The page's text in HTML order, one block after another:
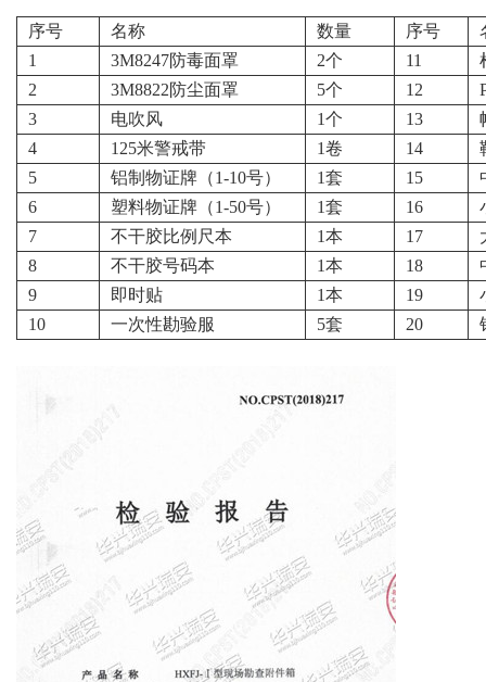
序号 名称 数量 序号
1
3M8247防毒面罩 2个 11
2
3M8822防尘面罩 5个 12
3
电吹风 1个 13
4
125米警戒带 1卷 14
5
铝制物证牌（1-10号） 1套 15
6
塑料物证牌（1-50号） 1套 16
7
不干胶比例尺本 1本 17
8
不干胶号码本 1本 18
9
即时贴 1本 19
10
一次性勘验服 5套 20